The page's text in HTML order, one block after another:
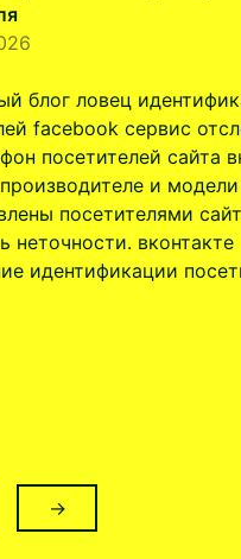
блог ловец
facebook сервис
посетителей сайта
и
посетителями
неточности. вконтакте
идентификации
→